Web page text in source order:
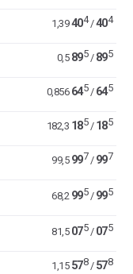
1,39 404/404
0,5 895/ 895
0,856 645/ 645
182,3 185/ 185
99,5 997 / 997
68,2 995/ 995
81,5 075/ 075
1,15 578/ 578